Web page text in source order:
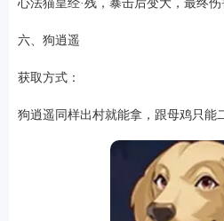
心法猫皇经·残，暴击后变大，最终伤
六、狗逍遥
获取方式：
狗逍遥同样出村就能拿，跟母鸡只能